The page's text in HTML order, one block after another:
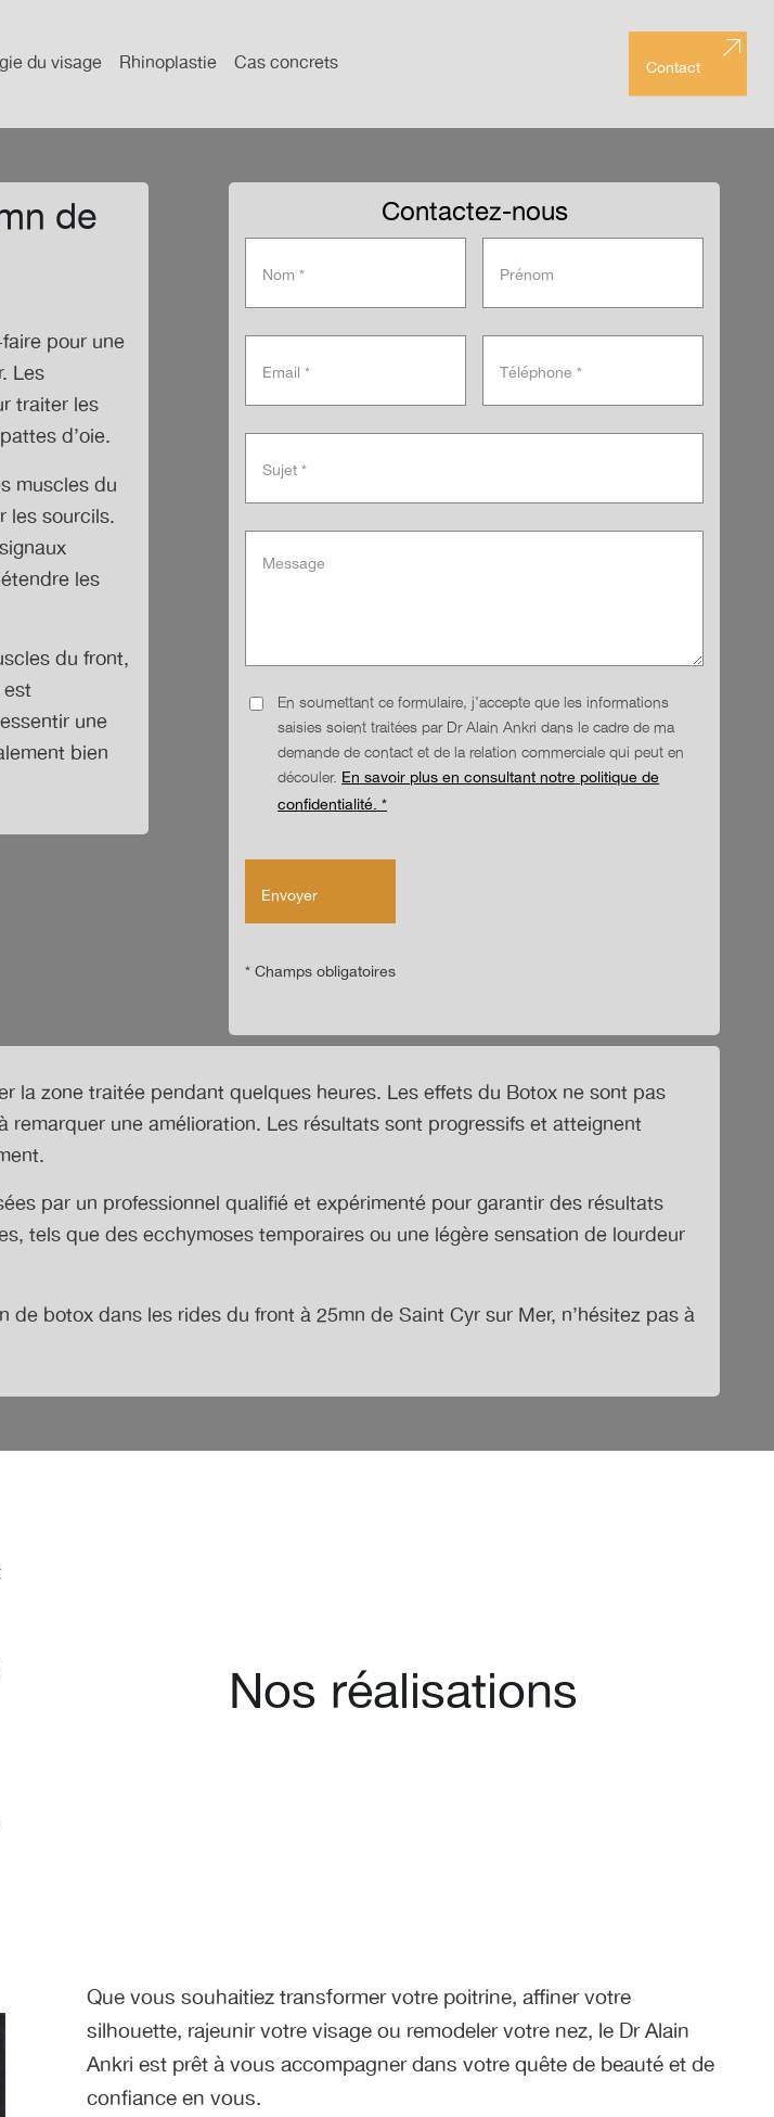
du visage Rhinoplastie Cas concrets Contact
de
pour une
. Les
traiter les
d’oie.
muscles du
les sourcils.
les
du front,
une
bien
Contactez-nous
En soumettant ce formulaire, j'accepte que les informations
saisies soient traitées par Dr Alain Ankri dans le cadre de ma
demande de contact et de la relation commerciale qui peut en
découler. En savoir plus en consultant notre politique de
confidentialité. *
* Champs obligatoires
la zone traitée pendant quelques heures. Les effets du Botox ne sont pas
une amélioration. Les résultats sont progressifs et atteignent
par un professionnel qualifié et expérimenté pour garantir des résultats
tels que des ecchymoses temporaires ou une légère sensation de lourdeur
de botox dans les rides du front à 25mn de Saint Cyr sur Mer, n’hésitez pas à
Nos réalisations
Que vous souhaitiez transformer votre poitrine, affiner votre
silhouette, rajeunir votre visage ou remodeler votre nez, le Dr Alain
Ankri est prêt à vous accompagner dans votre quête de beauté et de
confiance en vous.